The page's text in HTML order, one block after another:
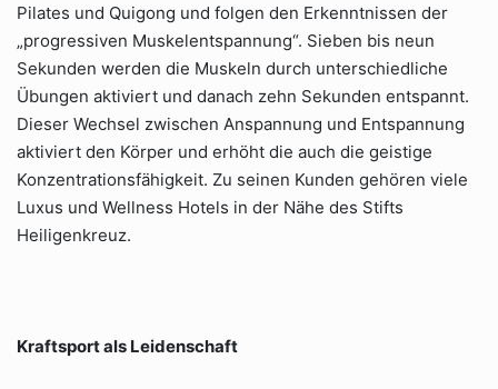
Pilates und Quigong und folgen den Erkenntnissen der
„progressiven Muskelentspannung“. Sieben bis neun
Sekunden werden die Muskeln durch unterschiedliche
Übungen aktiviert und danach zehn Sekunden entspannt.
Dieser Wechsel zwischen Anspannung und Entspannung
aktiviert den Körper und erhöht die auch die geistige
Konzentrationsfähigkeit. Zu seinen Kunden gehören viele
Luxus und Wellness Hotels in der Nähe des Stifts
Heiligenkreuz.
Kraftsport als Leidenschaft